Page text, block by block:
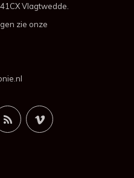
Vlagtwedde.
zie onze